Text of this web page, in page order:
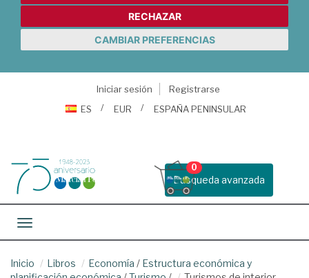
RECHAZAR
CAMBIAR PREFERENCIAS
Iniciar sesión
Registrarse
ES
EUR ESPAÑA PENINSULAR
Busqueda avanzada
0
Toggle navigation
Inicio Libros Economía / Estructura económica y